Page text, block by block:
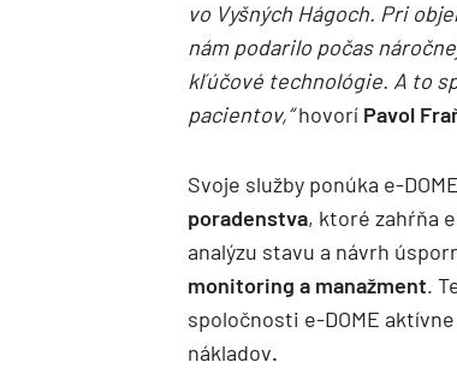
vo Vyšných Hágoch. Pri
nám podarilo počas
kľúčové technológie. A to
pacientov,“hovorí Pavol
Svoje služby ponúka e-
poradenstva, ktoré zahŕňa
analýzu stavu a návrh
monitoring a manažment.
spoločnosti e-DOME
nákladov.